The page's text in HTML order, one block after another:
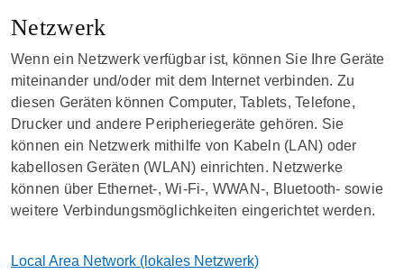
Netzwerk
Wenn ein Netzwerk verfügbar ist, können Sie Ihre Geräte
miteinander und/oder mit dem Internet verbinden. Zu
diesen Geräten können Computer, Tablets, Telefone,
Drucker und andere Peripheriegeräte gehören. Sie
können ein Netzwerk mithilfe von Kabeln (LAN) oder
kabellosen Geräten (WLAN) einrichten. Netzwerke
können über Ethernet-, Wi-Fi-, WWAN-, Bluetooth- sowie
weitere Verbindungsmöglichkeiten eingerichtet werden.
Local Area Network (lokales Netzwerk)